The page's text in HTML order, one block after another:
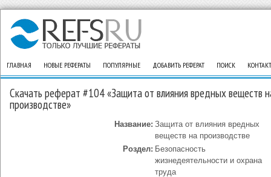
ГЛАВНАЯ НОВЫЕ РЕФЕРАТЫ ПОПУЛЯРНЫЕ ДОБАВИТЬ РЕФЕРАТ ПОИСК
Скачать реферат #104 «Защита от влияния вредных веществ
производстве»
Название: Защита от влияния вредных
веществ на производстве
Роздел: Безопасность
жизнедеятельности и охрана
труда